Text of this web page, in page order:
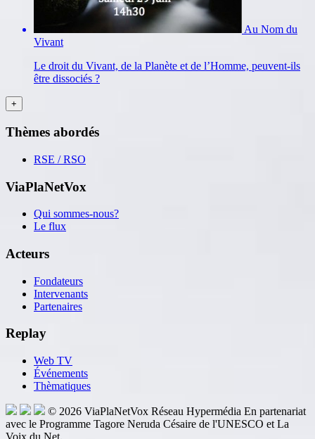
Au Nom du
Vivant
Le droit du Vivant, de la Planète et de l’Homme, peuvent-ils
être dissociés ?
Thèmes abordés
RSE / RSO
ViaPlaNetVox
Qui sommes-nous?
Le flux
Acteurs
Fondateurs
Intervenants
Partenaires
Replay
Web TV
Événements
Thèmatiques
© 2026 ViaPlaNetVox Réseau Hypermédia En partenariat
avec le Programme Tagore Neruda Césaire de l'UNESCO et La
Voix du Net.